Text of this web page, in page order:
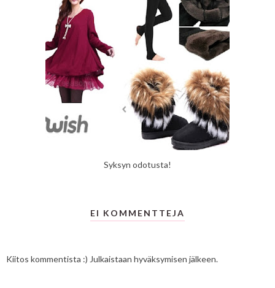
Syksyn odotusta!
EI KOMMENTTEJA
Kiitos kommentista :) Julkaistaan hyväksymisen jälkeen.